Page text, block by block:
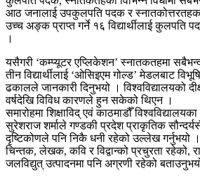
आठ जनालाई उपकुलपति पदक र स्नातकोत्तरतहका
उच्च अङ्क प्राप्त गर्ने १६ विद्यार्थीलाई कुलपति
।
यसैगरी ‘कम्प्यूटर एप्लिकेशन’ स्नातकतहमा
तीन विद्यार्थीलाई ‘ओसिइएम गोल्ड’ मेडलबाट
ढकालले जानकारी दिनुभयो । विश्वविद्यालयको
वर्षदेखि विविध कारणले हुन सकेको थिएन ।
समारोहमा शिक्षाविद् एवं काठमाडौँ
सुरेशराज शर्माले गण्डकी प्रदेश प्राकृतिक
दृष्टिकोणले पनि निकै धनी रहेको उल्लेख गर्नुभयो
चिन्तक, लेखक, कवि र विद्वान्को प्रचुरता रहेको,
जलविद्युत् उत्पादनमा पनि अग्रणी रहेको